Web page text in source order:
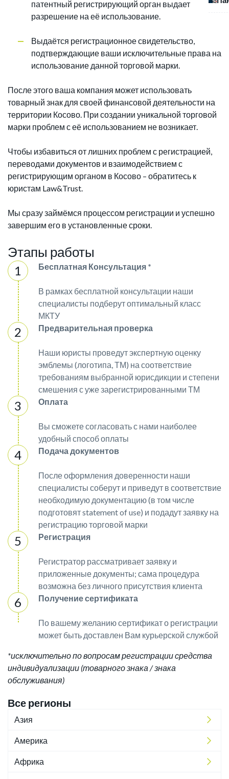
патентный регистрирующий орган выдает
разрешение на её использование.
Выдаётся регистрационное свидетельство,
подтверждающие ваши исключительные права на
использование данной торговой марки.
После этого ваша компания может использовать
товарный знак для своей финансовой деятельности на
территории Косово. При создании уникальной торговой
марки проблем с её использованием не возникает.
Чтобы избавиться от лишних проблем с регистрацией,
переводами документов и взаимодействием с
регистрирующим органом в Косово – обратитесь к
юристам Law&Trust.
Мы сразу займёмся процессом регистрации и успешно
завершим его в установленные сроки.
Этапы работы
Бесплатная Консультация *
В рамках бесплатной консультации наши
специалисты подберут оптимальный класс
МКТУ
Предварительная проверка
Наши юристы проведут экспертную оценку
эмблемы (логотипа, ТМ) на соответствие
требованиям выбранной юрисдикции и степени
смешения с уже зарегистрированными ТМ
Оплата
Вы сможете согласовать с нами наиболее
удобный способ оплаты
Подача документов
После оформления доверенности наши
специалисты соберут и приведут в соответствие
необходимую документацию (в том числе
подготовят statement of use) и подадут заявку на
регистрацию торговой марки
Регистрация
Регистратор рассматривает заявку и
приложенные документы; сама процедура
возможна без личного присутствия клиента
Получение сертификата
По вашему желанию сертификат о регистрации
может быть доставлен Вам курьерской службой
*исключительно по вопросам регистрации средства
индивидуализации (товарного знака / знака
обслуживания)
Все регионы
Азия
Америка
Африка